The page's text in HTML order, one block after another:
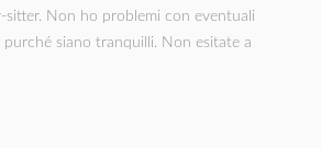
sitter. Non ho problemi con eventuali
purché siano tranquilli. Non esitate a